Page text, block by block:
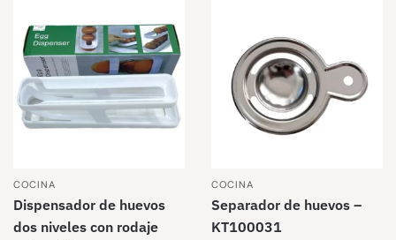
COCINA
Dispensador de huevos
dos niveles con rodaje
COCINA
Separador de huevos –
KT100031